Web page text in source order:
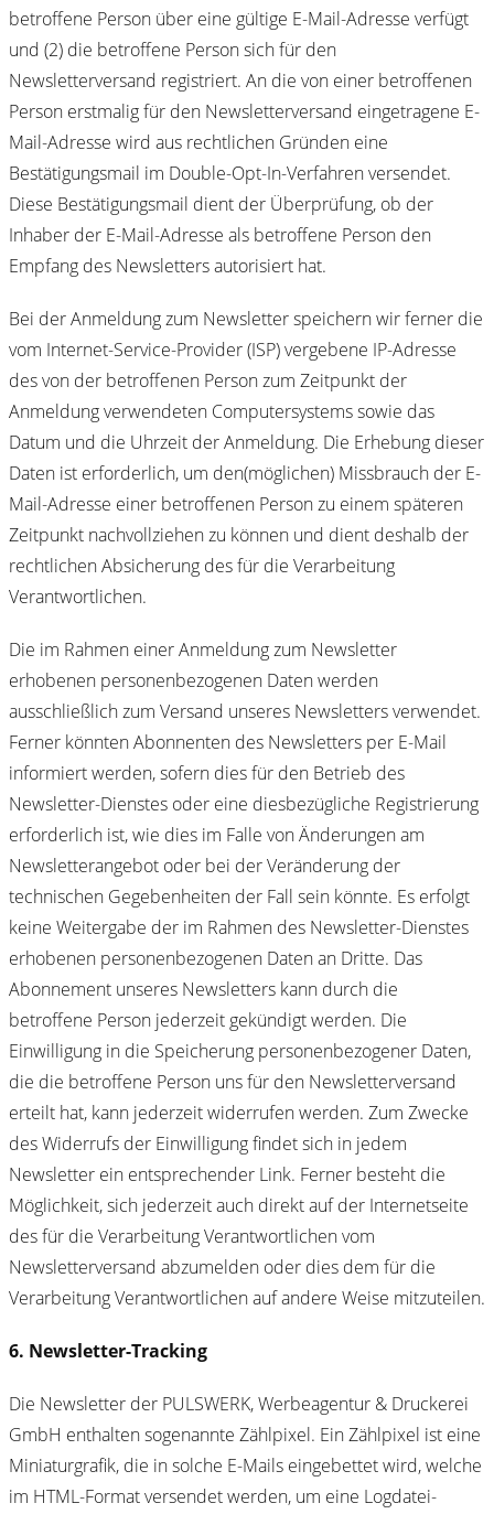
betroffene Person über eine gültige E-Mail-Adresse verfügt
und (2) die betroffene Person sich für den
Newsletterversand registriert. An die von einer betroffenen
Person erstmalig für den Newsletterversand eingetragene E-
Mail-Adresse wird aus rechtlichen Gründen eine
Bestätigungsmail im Double-Opt-In-Verfahren versendet.
Diese Bestätigungsmail dient der Überprüfung, ob der
Inhaber der E-Mail-Adresse als betroffene Person den
Empfang des Newsletters autorisiert hat.
Bei der Anmeldung zum Newsletter speichern wir ferner die
vom Internet-Service-Provider (ISP) vergebene IP-Adresse
des von der betroffenen Person zum Zeitpunkt der
Anmeldung verwendeten Computersystems sowie das
Datum und die Uhrzeit der Anmeldung. Die Erhebung dieser
Daten ist erforderlich, um den(möglichen) Missbrauch der E-
Mail-Adresse einer betroffenen Person zu einem späteren
Zeitpunkt nachvollziehen zu können und dient deshalb der
rechtlichen Absicherung des für die Verarbeitung
Verantwortlichen.
Die im Rahmen einer Anmeldung zum Newsletter
erhobenen personenbezogenen Daten werden
ausschließlich zum Versand unseres Newsletters verwendet.
Ferner könnten Abonnenten des Newsletters per E-Mail
informiert werden, sofern dies für den Betrieb des
Newsletter-Dienstes oder eine diesbezügliche Registrierung
erforderlich ist, wie dies im Falle von Änderungen am
Newsletterangebot oder bei der Veränderung der
technischen Gegebenheiten der Fall sein könnte. Es erfolgt
keine Weitergabe der im Rahmen des Newsletter-Dienstes
erhobenen personenbezogenen Daten an Dritte. Das
Abonnement unseres Newsletters kann durch die
betroffene Person jederzeit gekündigt werden. Die
Einwilligung in die Speicherung personenbezogener Daten,
die die betroffene Person uns für den Newsletterversand
erteilt hat, kann jederzeit widerrufen werden. Zum Zwecke
des Widerrufs der Einwilligung findet sich in jedem
Newsletter ein entsprechender Link. Ferner besteht die
Möglichkeit, sich jederzeit auch direkt auf der Internetseite
des für die Verarbeitung Verantwortlichen vom
Newsletterversand abzumelden oder dies dem für die
Verarbeitung Verantwortlichen auf andere Weise mitzuteilen.
6. Newsletter-Tracking
Die Newsletter der PULSWERK, Werbeagentur & Druckerei
GmbH enthalten sogenannte Zählpixel. Ein Zählpixel ist eine
Miniaturgrafik, die in solche E-Mails eingebettet wird, welche
im HTML-Format versendet werden, um eine Logdatei-